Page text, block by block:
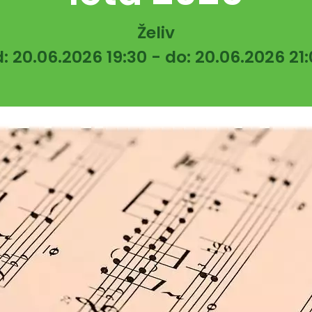
Želiv
20.06.2026 19:30 - do: 20.06.2026